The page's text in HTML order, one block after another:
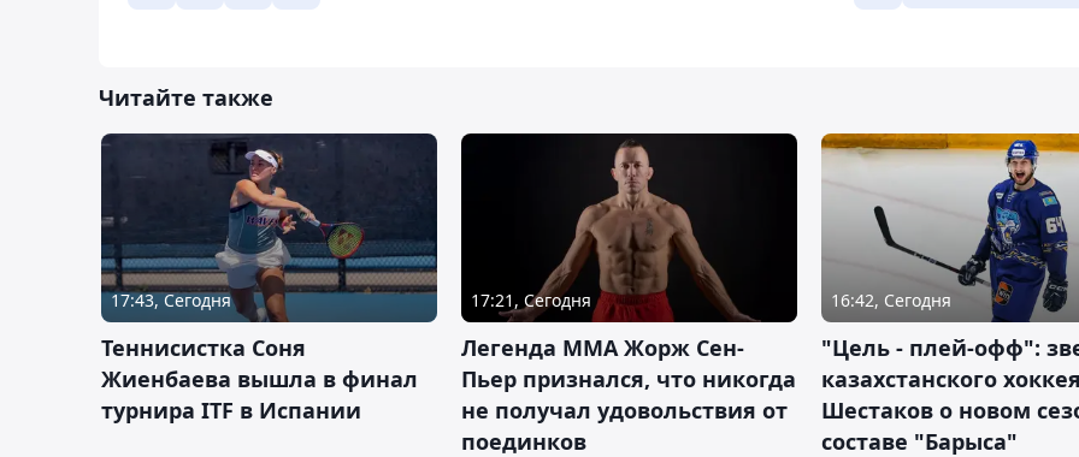
Читайте также
17:43, Сегодня
Теннисистка Соня
Жиенбаева вышла в финал
турнира ITF в Испании
17:21, Сегодня
Легенда ММА Жорж Сен-
Пьер признался, что никогда
не получал удовольствия от
поединков
16:42, Сегодня
"Цель - плей-офф":
казахстанского
Шестаков о новом
составе "Барыса"